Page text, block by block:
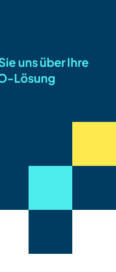
uns über Ihre
Lösung